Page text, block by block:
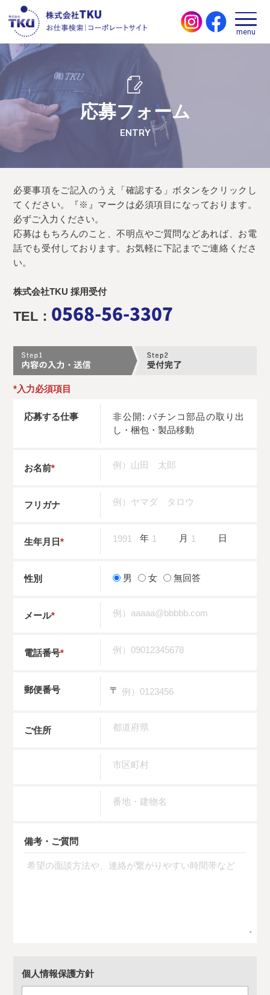
応募フォーム
ENTRY
必要事項をご記⼊のうえ「確認する」ボタンをクリックし
てください。『※』マークは必須項⽬になっております。
必ずご⼊⼒ください。
応募はもちろんのこと、不明点やご質問などあれば、お電
話でも受付しております。お気軽に下記までご連絡くださ
い。
株式会社TKU 採用受付
TEL： 0568-56-3307
*入力必須項目
応募する仕事
非公開: パチンコ部品の取り出
し・梱包・製品移動
お名前*
フリガナ
生年月日* 年 月 日
性別 男 女 無回答
メール*
電話番号*
郵便番号 〒
ご住所
備考・ご質問
個人情報保護方針